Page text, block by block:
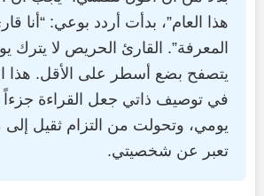
هذا العام”، بدأت أردد بوعي: “أنا
المعرفة”. القارئ الحريص لا يترك
يتصفح بضع أسطر على الأقل. هذا
في توصيف ذاتي جعل القراءة جزءاً
يومي، وتحولت من التزام ثقيل إلى
تعبر عن شخصيتي.